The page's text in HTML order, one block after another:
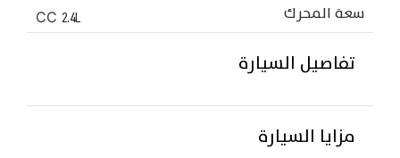
سعة المحرك
2.4L
تفاصيل السيارة
مزايا السيارة